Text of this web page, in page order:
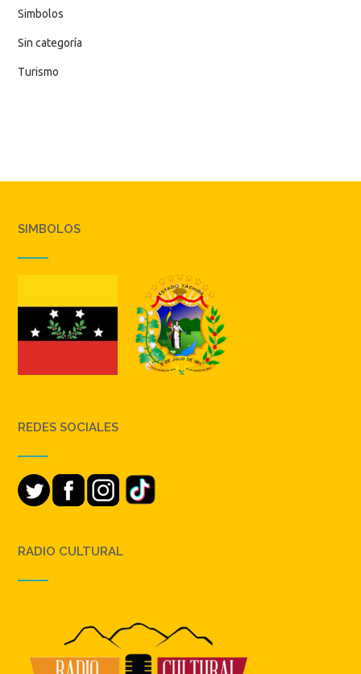
Simbolos
Sin categoría
Turismo
SIMBOLOS
REDES SOCIALES
RADIO CULTURAL